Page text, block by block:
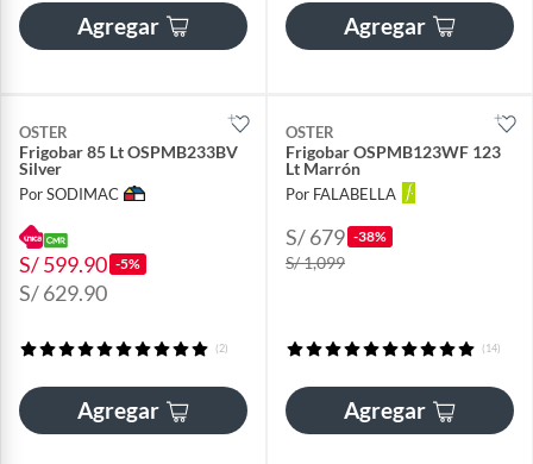
Agregar Agregar
OSTER
Frigobar 85 Lt OSPMB233BV
Silver
Por SODIMAC
S/ 599.90 -5%
S/ 629.90
(2)
Agregar
OSTER
Frigobar OSPMB123WF 123
Lt Marrón
Por FALABELLA
S/ 679 -38%
S/ 1,099
(14)
Agregar